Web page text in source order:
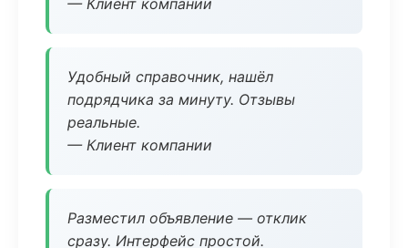
— Клиент компании
Удобный справочник, нашёл
подрядчика за минуту. Отзывы
реальные.
— Клиент компании
Разместил объявление — отклик
сразу. Интерфейс простой.